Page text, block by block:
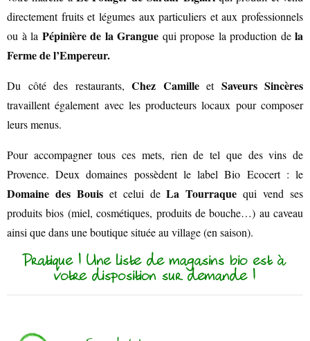
AIR DE DÉTENTE
directement fruits et légumes aux particuliers et aux professionnels
ou à la Pépinière de la Grangue qui propose la production de la
Ferme de l’Empereur.
Du côté des restaurants, Chez Camilleet Saveurs Sincères
travaillent également avec les producteurs locaux pour composer
leurs menus.
Pour accompagner tous ces mets, rien de tel que des vins de
Provence. Deux domaines possèdent le label Bio Ecocert : le
Domaine des Bouiset celui deLa Tourraque qui vend ses
produits bios (miel, cosmétiques, produits de bouche…) au caveau
ainsi que dans une boutique située au village (en saison).
Pratique ! Une liste de magasins bio est à
votre disposition sur demande !